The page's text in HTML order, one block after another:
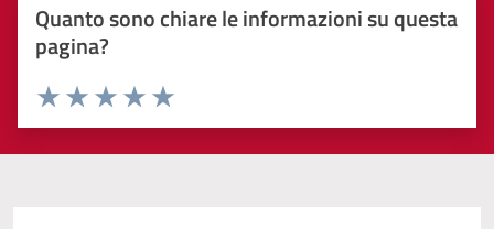
Quanto sono chiare le informazioni su questa
pagina?
Valuta 5 stelle su 5
Valuta 4 stelle su 5
Valuta 3 stelle su 5
Valuta 2 stelle su 5
Valuta 1 stelle su 5